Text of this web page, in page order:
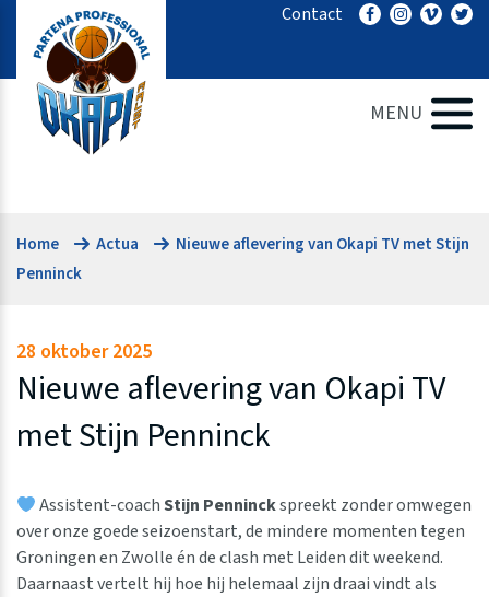
inhoud
Contact
MENU
Home Actua
Nieuwe aflevering van Okapi TV met Stijn
Penninck
28 oktober 2025
Nieuwe aflevering van Okapi TV
met Stijn Penninck
Assistent-coachStijn Penninckspreekt zonder omwegen
over onze goede seizoenstart, de mindere momenten tegen
Groningen en Zwolle én de clash met Leiden dit weekend.
Daarnaast vertelt hij hoe hij helemaal zijn draai vindt als